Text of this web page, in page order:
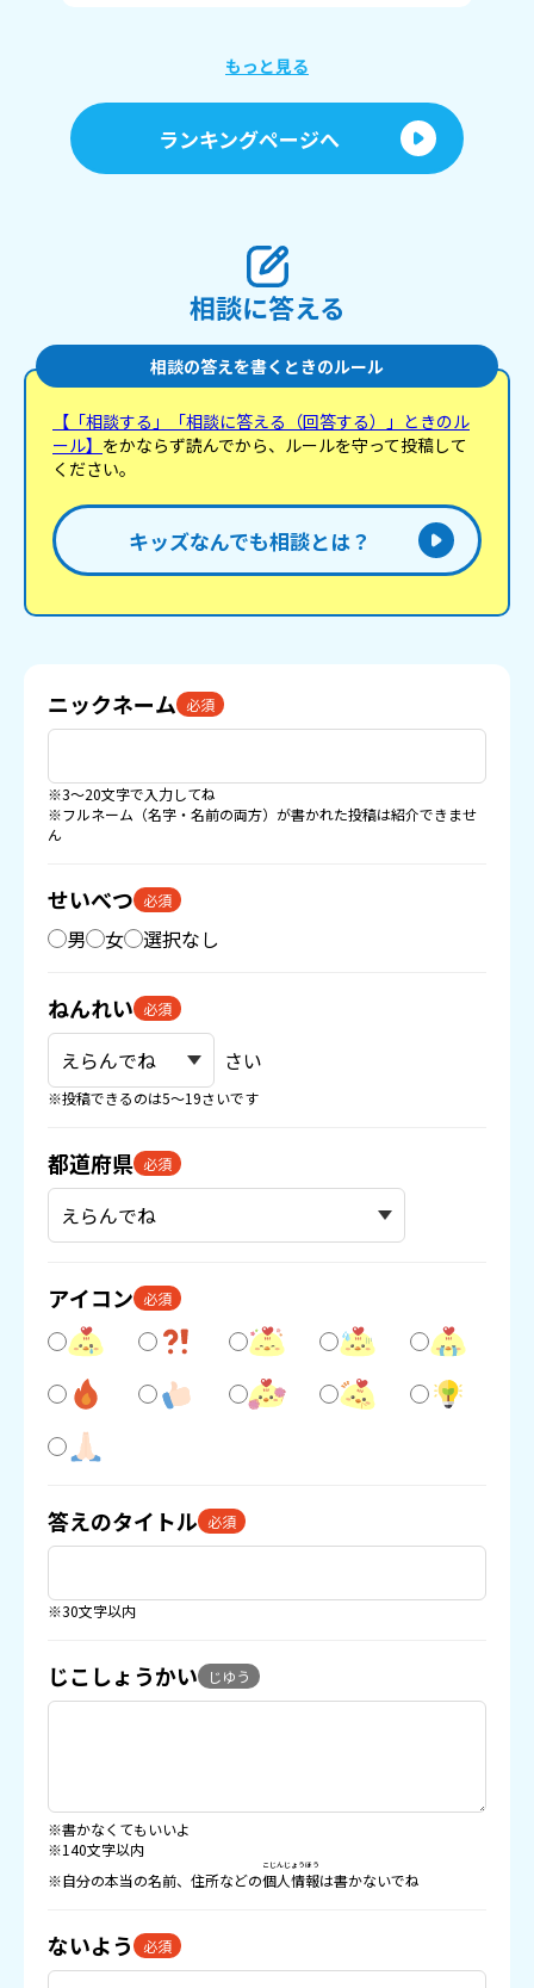
もっと見る
ランキングページへ
相談に答える
相談の答えを書くときのルール
【「相談する」「相談に答える（回答する）」ときのル
ール】 をかならず読んでから、ルールを守って投稿して
ください。
キッズなんでも相談とは？
ニックネーム 必須
※3〜20文字で入力してね
※フルネーム（名字・名前の両方）が書かれた投稿は紹介できませ
ん
せいべつ 必須
男 女 選択なし
ねんれい 必須
さい
※投稿できるのは5〜19さいです
都道府県 必須
アイコン 必須
答えのタイトル 必須
※30文字以内
じこしょうかい じゆう
※書かなくてもいいよ
※140文字以内
※自分の本当の名前、住所などの個人情報
こじんじょうほう
は書かないでね
ないよう 必須